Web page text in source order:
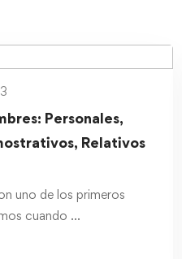
Personales,
Relativos
uno de los primeros
cuando …